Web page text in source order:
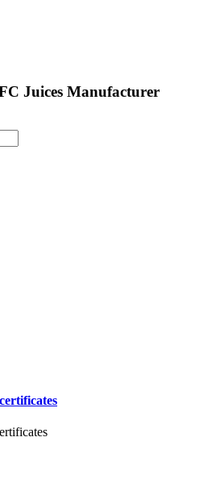
Juices Manufacturer